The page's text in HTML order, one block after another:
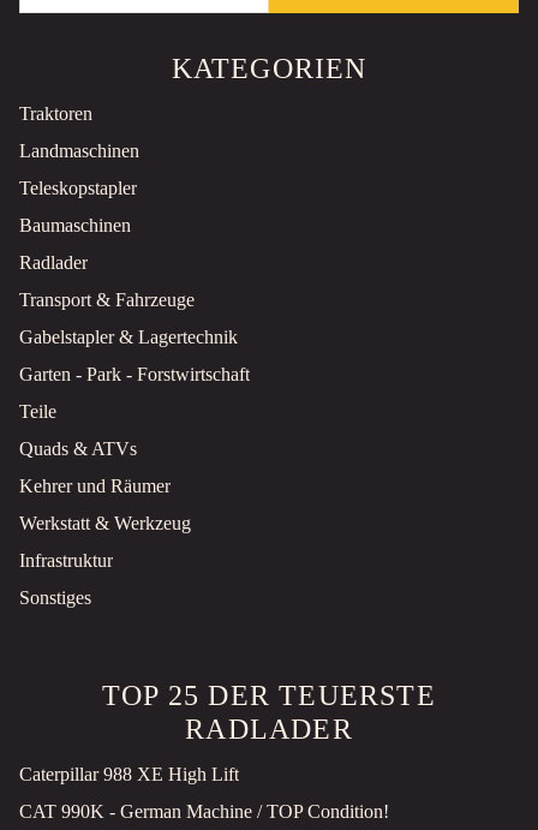
KATEGORIEN
Traktoren
Landmaschinen
Teleskopstapler
Baumaschinen
Radlader
Transport & Fahrzeuge
Gabelstapler & Lagertechnik
Garten - Park - Forstwirtschaft
Teile
Quads & ATVs
Kehrer und Räumer
Werkstatt & Werkzeug
Infrastruktur
Sonstiges
TOP 25 DER TEUERSTE
RADLADER
Caterpillar 988 XE High Lift
CAT 990K - German Machine / TOP Condition!